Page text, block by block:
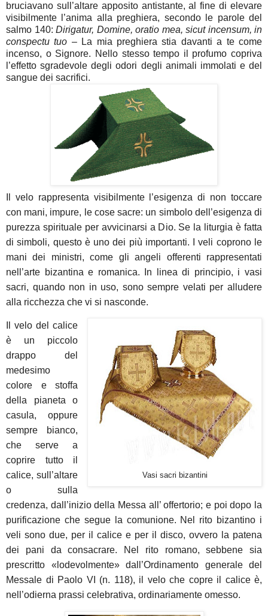
bruciavano sull’altare apposito antistante, al fine di elevare
visibilmente l’anima alla preghiera, secondo le parole del
salmo 140: Dirigatur, Domine, oratio mea, sicut incensum, in
conspectu tuo – La mia preghiera stia davanti a te come
incenso, o Signore. Nello stesso tempo il profumo copriva
l’effetto sgradevole degli odori degli animali immolati e del
sangue dei sacrifici.
Il velo rappresenta visibilmente l’esigenza di non toccare
con mani, impure, le cose sacre: un simbolo dell’esigenza di
purezza spirituale per avvicinarsi a Dio. Se la liturgia è fatta
di simboli, questo è uno dei più importanti. I veli coprono le
mani dei ministri, come gli angeli offerenti rappresentati
nell’arte bizantina e romanica. In linea di principio, i vasi
sacri, quando non in uso, sono sempre velati per alludere
alla ricchezza che vi si nasconde.
Vasi sacri bizantini
Il velo del calice
è un piccolo
drappo del
medesimo
colore e stoffa
della pianeta o
casula, oppure
sempre bianco,
che serve a
coprire tutto il
calice, sull’altare
o sulla
credenza, dall’inizio della Messa all’ offertorio; e poi dopo la
purificazione che segue la comunione. Nel rito bizantino i
veli sono due, per il calice e per il disco, ovvero la patena
dei pani da consacrare. Nel rito romano, sebbene sia
prescritto «lodevolmente» dall’Ordinamento generale del
Messale di Paolo VI (n. 118), il velo che copre il calice è,
nell’odierna prassi celebrativa, ordinariamente omesso.